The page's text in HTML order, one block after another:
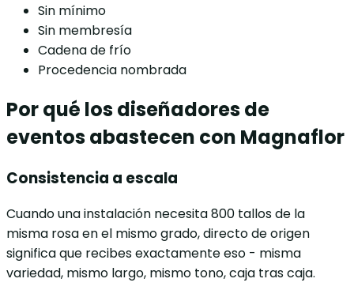
Sin mínimo
Sin membresía
Cadena de frío
Procedencia nombrada
Por qué los diseñadores de
eventos abastecen con Magnaflor
Consistencia a escala
Cuando una instalación necesita 800 tallos de la
misma rosa en el mismo grado, directo de origen
significa que recibes exactamente eso - misma
variedad, mismo largo, mismo tono, caja tras caja.